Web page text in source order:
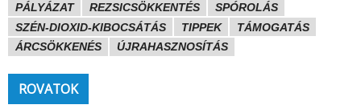
PÁLYÁZAT
REZSICSÖKKENTÉS
SPÓROLÁS
SZÉN-DIOXID-KIBOCSÁTÁS
TIPPEK
TÁMOGATÁS
ÁRCSÖKKENÉS
ÚJRAHASZNOSÍTÁS
ROVATOK